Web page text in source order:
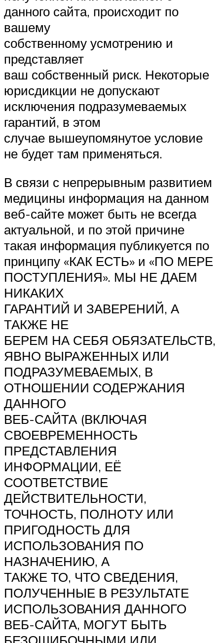
данного сайта, происходит по
вашему
собственному усмотрению и
представляет
ваш собственный риск. Некоторые
юрисдикции не допускают
исключения подразумеваемых
гарантий, в этом
случае вышеупомянутое условие
не будет там применяться.
В связи с непрерывным развитием
медицины информация на данном
веб-сайте может быть не всегда
актуальной, и по этой причине
такая информация публикуется по
принципу «КАК ЕСТЬ» и «ПО МЕРЕ
ПОСТУПЛЕНИЯ». МЫ НЕ ДАЕМ
НИКАКИХ
ГАРАНТИЙ И ЗАВЕРЕНИЙ, А
ТАКЖЕ НЕ
БЕРЕМ НА СЕБЯ ОБЯЗАТЕЛЬСТВ,
ЯВНО ВЫРАЖЕННЫХ ИЛИ
ПОДРАЗУМЕВАЕМЫХ, В
ОТНОШЕНИИ СОДЕРЖАНИЯ
ДАННОГО
ВЕБ-САЙТА (ВКЛЮЧАЯ
СВОЕВРЕМЕННОСТЬ
ПРЕДСТАВЛЕНИЯ
ИНФОРМАЦИИ, ЕЁ
СООТВЕТСТВИЕ
ДЕЙСТВИТЕЛЬНОСТИ,
ТОЧНОСТЬ, ПОЛНОТУ ИЛИ
ПРИГОДНОСТЬ ДЛЯ
ИСПОЛЬЗОВАНИЯ ПО
НАЗНАЧЕНИЮ, А
ТАКЖЕ ТО, ЧТО СВЕДЕНИЯ,
ПОЛУЧЕННЫЕ В РЕЗУЛЬТАТЕ
ИСПОЛЬЗОВАНИЯ ДАННОГО
ВЕБ-САЙТА, МОГУТ БЫТЬ